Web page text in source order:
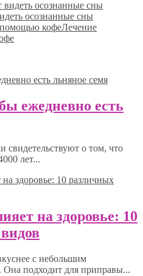
осознанные сны
Лечение
ежедневно есть
свидетельствуют о том, что
лет...
на здоровье: 10
с небольшим
Она подходит для приправы...